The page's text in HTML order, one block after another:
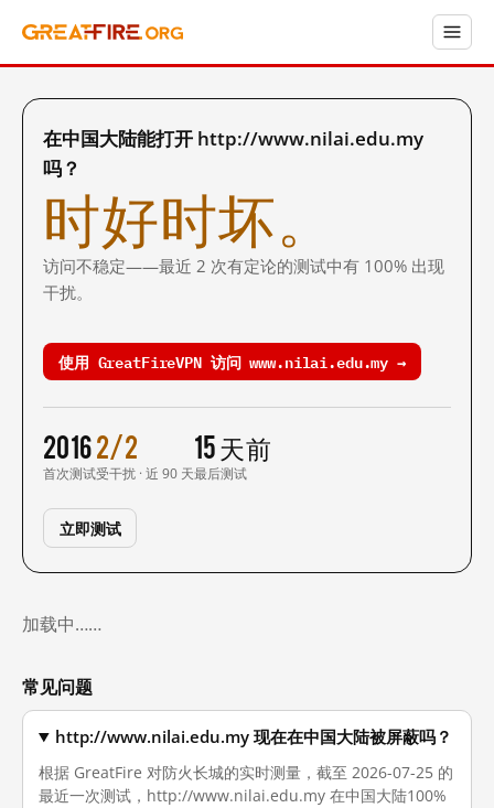
在中国大陆能打开 http://www.nilai.edu.my
吗？
时好时坏。
访问不稳定——最近 2 次有定论的测试中有 100% 出现
干扰。
使用 GreatFireVPN 访问 www.nilai.edu.my →
2016
首次测试
2/2
受干扰 · 近 90 天
15 天前
最后测试
立即测试
加载中……
常见问题
http://www.nilai.edu.my 现在在中国大陆被屏蔽吗？
根据 GreatFire 对防火长城的实时测量，截至 2026-07-25 的
最近一次测试，http://www.nilai.edu.my 在中国大陆100%